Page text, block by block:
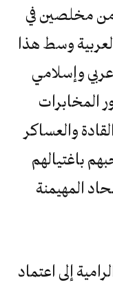
مخلصين في
وسط هذا
وإسلامي
المخابرات
والعساكر
باغتيالهم
المهيمنة
إلى اعتماد